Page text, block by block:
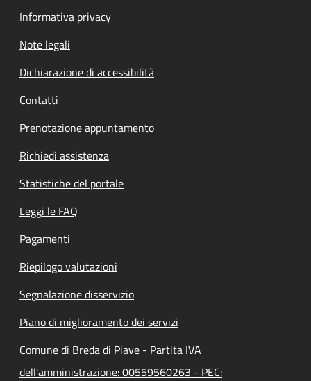
Informativa privacy
Note legali
Dichiarazione di accessibilità
Contatti
Prenotazione appuntamento
Richiedi assistenza
Statistiche del portale
Leggi le FAQ
Pagamenti
Riepilogo valutazioni
Segnalazione disservizio
Piano di miglioramento dei servizi
Comune di Breda di Piave - Partita IVA
dell'amministrazione: 00559560263 - PEC: